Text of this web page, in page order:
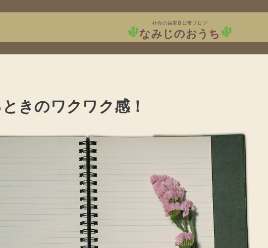
社会の歯車⚙日常ブログ
なみじのおうち
きのワクワク感！